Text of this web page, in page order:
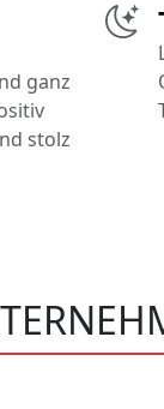
ganz
stolz